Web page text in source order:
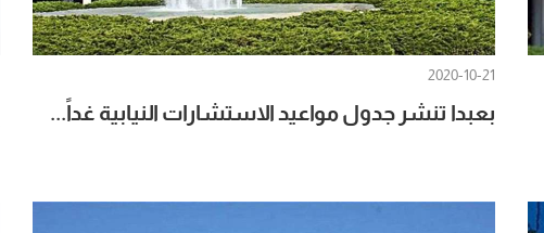
2020-10-21
بعبدا تنشر جدول مواعيد الاستشارات النيابية غداً...